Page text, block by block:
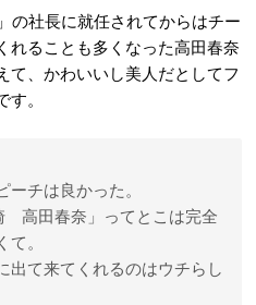
の社長に就任されてからはチー
れることも多くなった高田春奈
て、かわいいし美人だとしてフ
。
チは良かった。
高田春奈」ってとこは完全
。
出て来てくれるのはウチらし